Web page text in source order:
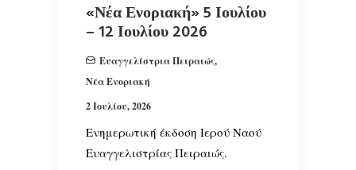
«Νέα Ενοριακή» 5 Ιουλίου
– 12 Ιουλίου 2026
Ευαγγελίστρια Πειραιώς,
Νέα Ενοριακή
2 Ιουλίου, 2026
Ενημερωτική έκδοση Ιερού Ναού
Ευαγγελιστρίας Πειραιώς.